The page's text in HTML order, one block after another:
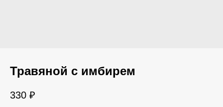
Травяной с имбирем
330 ₽